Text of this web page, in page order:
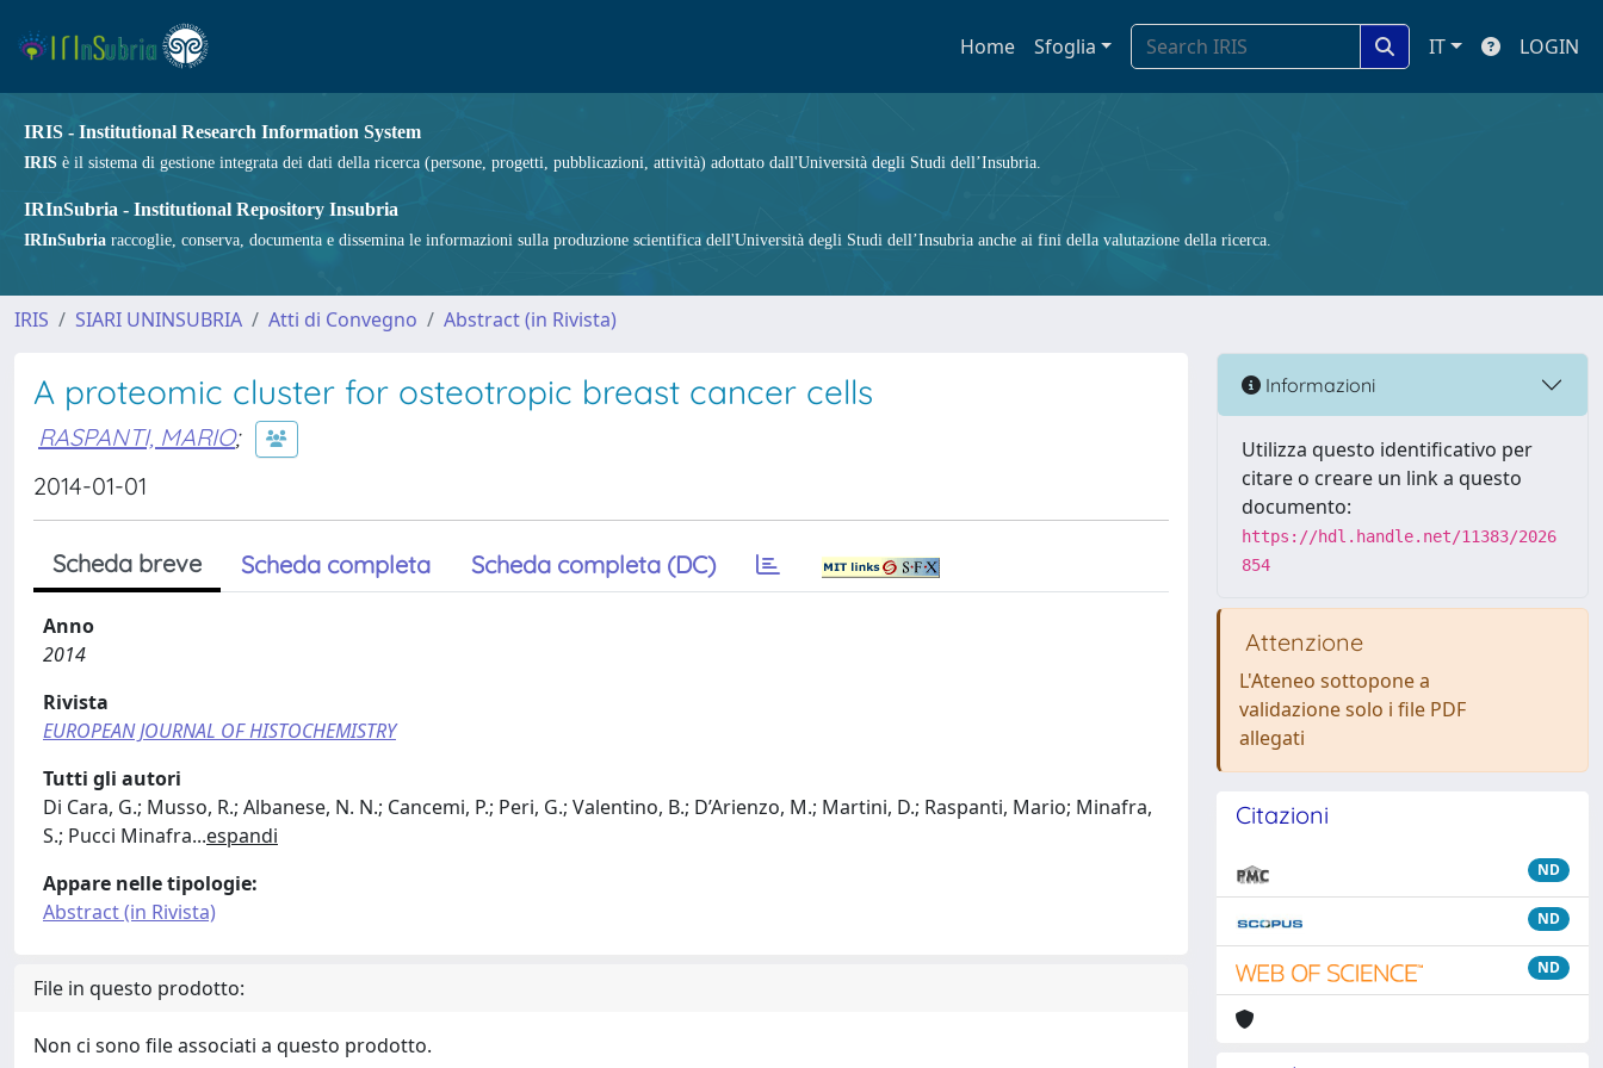
Home Sfoglia IT LOGIN
IRIS - Institutional Research Information System
IRIS è il sistema di gestione integrata dei dati della ricerca (persone, progetti, pubblicazioni, attività) adottato dall'Università degli Studi dell’Insubria.
IRInSubria - Institutional Repository Insubria
IRInSubria raccoglie, conserva, documenta e dissemina le informazioni sulla produzione scientifica dell'Università degli Studi dell’Insubria anche ai fini della valutazione della ricerca.
IRIS SIARI UNINSUBRIA Atti di Convegno Abstract (in Rivista)
A proteomic cluster for osteotropic breast cancer cells
RASPANTI, MARIO;
2014-01-01
Scheda breve Scheda completa Scheda completa (DC)
Anno
2014
Rivista
EUROPEAN JOURNAL OF HISTOCHEMISTRY
Tutti gli autori
Di Cara, G.; Musso, R.; Albanese, N. N.; Cancemi, P.; Peri, G.; Valentino, B.; D’Arienzo, M.; Martini, D.; Raspanti, Mario; Minafra,
S.; Pucci Minafra...espandi
Appare nelle tipologie:
Abstract (in Rivista)
File in questo prodotto:
Non ci sono file associati a questo prodotto.
Informazioni
Utilizza questo identificativo per
citare o creare un link a questo
documento:
https://hdl.handle.net/11383/2026
854
Attenzione
L'Ateneo sottopone a
validazione solo i file PDF
allegati
Citazioni
ND
ND
ND